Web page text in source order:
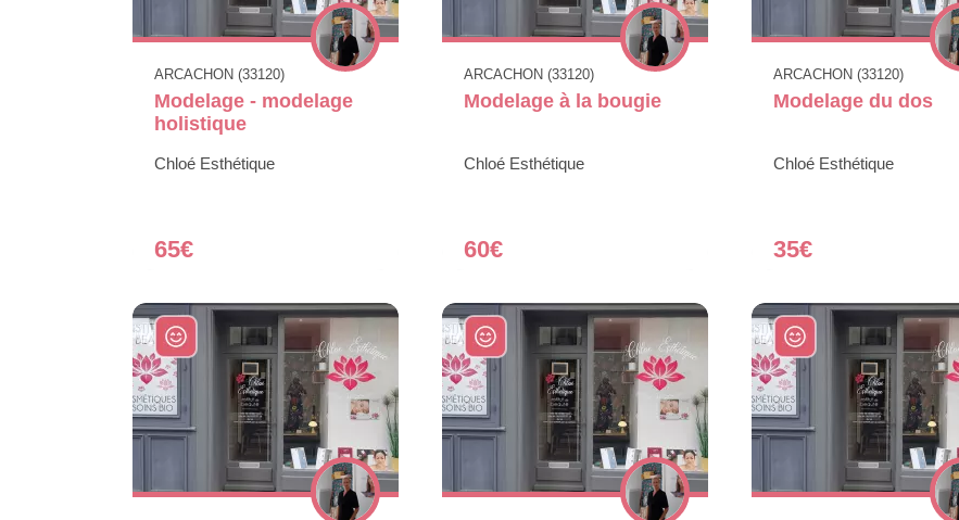
ARCACHON (33120)
Modelage - modelage
holistique
Chloé Esthétique
65€
ARCACHON (33120)
Modelage à la bougie
Chloé Esthétique
60€
ARCACHON (33120)
Modelage du dos
Chloé Esthétique
35€